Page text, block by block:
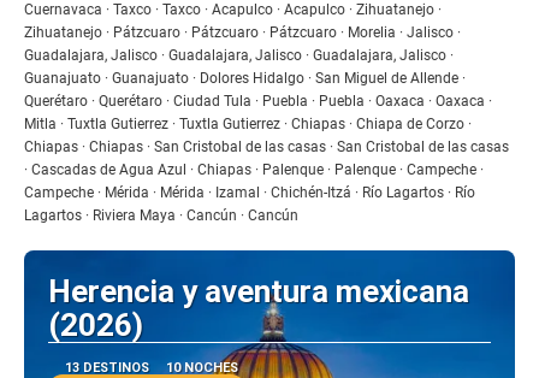
Cuernavaca · Taxco · Taxco · Acapulco · Acapulco · Zihuatanejo ·
Zihuatanejo · Pátzcuaro · Pátzcuaro · Pátzcuaro · Morelia · Jalisco ·
Guadalajara, Jalisco · Guadalajara, Jalisco · Guadalajara, Jalisco ·
Guanajuato · Guanajuato · Dolores Hidalgo · San Miguel de Allende ·
Querétaro · Querétaro · Ciudad Tula · Puebla · Puebla · Oaxaca · Oaxaca ·
Mitla · Tuxtla Gutierrez · Tuxtla Gutierrez · Chiapas · Chiapa de Corzo ·
Chiapas · Chiapas · San Cristobal de las casas · San Cristobal de las casas
· Cascadas de Agua Azul · Chiapas · Palenque · Palenque · Campeche ·
Campeche · Mérida · Mérida · Izamal · Chichén-Itzá · Río Lagartos · Río
Lagartos · Riviera Maya · Cancún · Cancún
Herencia y aventura mexicana
(2026)
13 DESTINOS 10 NOCHES